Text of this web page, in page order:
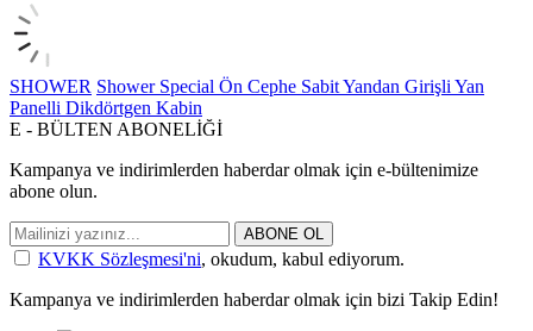
SHOWER Shower Special Ön Cephe Sabit Yandan Girişli Yan
Panelli Dikdörtgen Kabin
E - BÜLTEN ABONELİĞİ
Kampanya ve indirimlerden haberdar olmak için e-bültenimize
abone olun.
ABONE OL
KVKK Sözleşmesi'ni, okudum, kabul ediyorum.
Kampanya ve indirimlerden haberdar olmak için bizi Takip Edin!